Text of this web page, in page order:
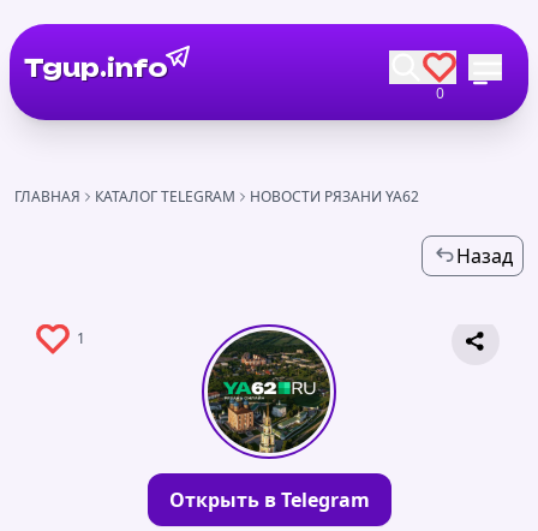
Tgup.info
0
ГЛАВНАЯ КАТАЛОГ TELEGRAM НОВОСТИ РЯЗАНИ YA62
Назад
1
Открыть в Telegram